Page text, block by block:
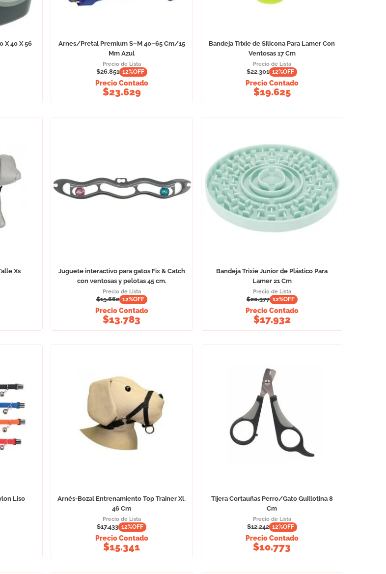
X 40 X 56
Arnes/Pretal Premium S–M 40–65 Cm/15
Mm Azul
Precio de Lista
$26.851 12%OFF
Precio Contado
$23.629
Bandeja Trixie de Silicona Para Lamer Con
Ventosas 17 Cm
Precio de Lista
$22.301 12%OFF
Precio Contado
$19.625
Xs
Juguete interactivo para gatos Fix & Catch
con ventosas y pelotas 45 cm.
Precio de Lista
$15.662 12%OFF
Precio Contado
$13.783
Bandeja Trixie Junior de Plástico Para
Lamer 21 Cm
Precio de Lista
$20.377 12%OFF
Precio Contado
$17.932
Liso
Arnés-Bozal Entrenamiento Top Trainer Xl,
46 Cm
Precio de Lista
$17.433 12%OFF
Precio Contado
$15.341
Tijera Cortauñas Perro/Gato Guillotina 8
Cm
Precio de Lista
$12.242 12%OFF
Precio Contado
$10.773